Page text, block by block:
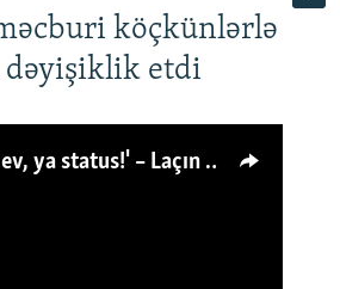
köçkünlərlə
dəyişiklik etdi
'Ya təklif olunan ev, ya status!' – Laçın köçkünü: 'Laçından başqa heç hara!'